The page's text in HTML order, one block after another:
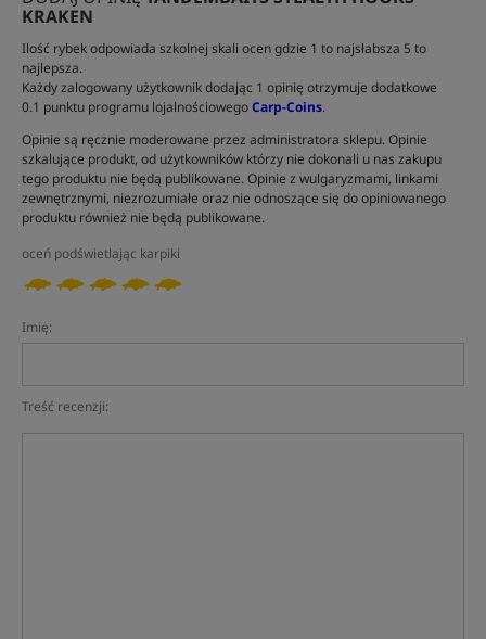
KRAKEN
Ilość rybek odpowiada szkolnej skali ocen gdzie 1 to najsłabsza 5 to
najlepsza.
Każdy zalogowany użytkownik dodając 1 opinię otrzymuje dodatkowe
0.1 punktu programu lojalnościowegoCarp-Coins.
Opinie są ręcznie moderowane przez administratora sklepu. Opinie
szkalujące produkt, od użytkowników którzy nie dokonali u nas zakupu
tego produktu nie będą publikowane. Opinie z wulgaryzmami, linkami
zewnętrznymi, niezrozumiałe oraz nie odnoszące się do opiniowanego
produktu również nie będą publikowane.
oceń podświetlając karpiki
Imię:
Treść recenzji: